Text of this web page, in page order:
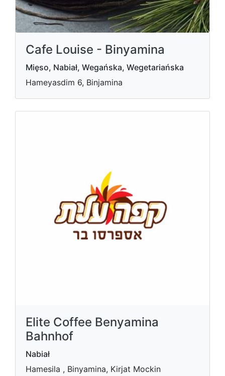
Cafe Louise - Binyamina
Mięso, Nabiał, Wegańska, Wegetariańska
Hameyasdim 6, Binjamina
Elite Coffee Benyamina
Bahnhof
Nabiał
Hamesila , Binyamina, Kirjat Mockin